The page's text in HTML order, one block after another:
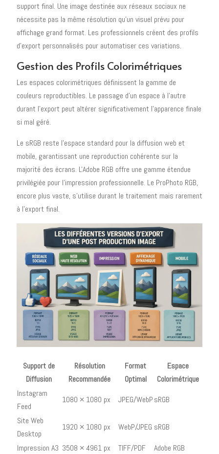
support final. Une image destinée aux réseaux sociaux ne
nécessite pas la même résolution qu'un visuel prévu pour
affichage grand format. Les professionnels créent des profils
d'export personnalisés pour automatiser ces variations.
Gestion des Profils Colorimétriques
Les espaces colorimétriques définissent la gamme de
couleurs reproductibles. Le passage d'un espace à l'autre
durant l'export peut altérer significativement l'apparence finale
si mal géré.
Le sRGB reste l'espace standard pour la diffusion web et
mobile, garantissant une reproduction cohérente sur la
majorité des écrans. L'Adobe RGB offre une gamme étendue
privilégiée pour l'impression professionnelle. Le ProPhoto RGB,
encore plus vaste, s'utilise durant le traitement mais rarement
à l'export final.
Support de
Diffusion
Résolution
Recommandée
Format
Optimal
Espace
Colorimétrique
Instagram
Feed
1080 × 1080 px JPEG/WebPsRGB
Site Web
Desktop
1920 × 1080 px WebP/JPEG sRGB
Impression A3 3508 × 4961 px TIFF/PDF
Adobe RGB